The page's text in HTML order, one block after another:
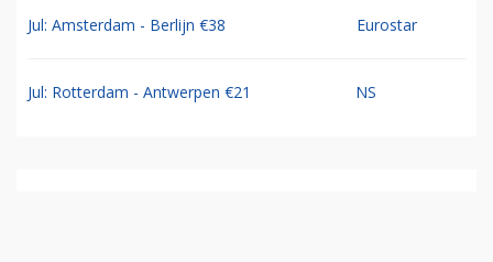
Jul: Amsterdam - Berlijn €38 Eurostar
Jul: Rotterdam - Antwerpen €21 NS